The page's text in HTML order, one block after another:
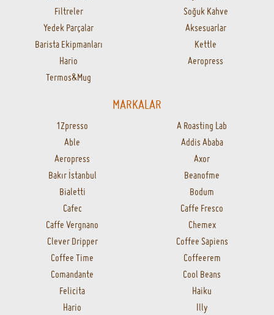
Filtreler
Soğuk Kahve
Yedek Parçalar
Aksesuarlar
Barista Ekipmanları
Kettle
Hario
Aeropress
Termos&Mug
MARKALAR
1Zpresso
A Roasting Lab
Able
Addis Ababa
Aeropress
Axor
Bakır İstanbul
Beanofme
Bialetti
Bodum
Cafec
Caffe Fresco
Caffe Vergnano
Chemex
Clever Dripper
Coffee Sapiens
Coffee Time
Coffeerem
Comandante
Cool Beans
Felicita
Haiku
Hario
Illy